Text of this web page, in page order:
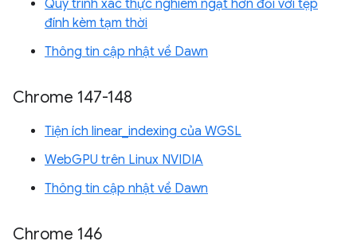
Quy trình xác thực nghiêm ngặt hơn đối với tệp
đính kèm tạm thời
Thông tin cập nhật về Dawn
Chrome 147-148
Tiện ích linear_indexing của WGSL
WebGPU trên Linux NVIDIA
Thông tin cập nhật về Dawn
Chrome 146